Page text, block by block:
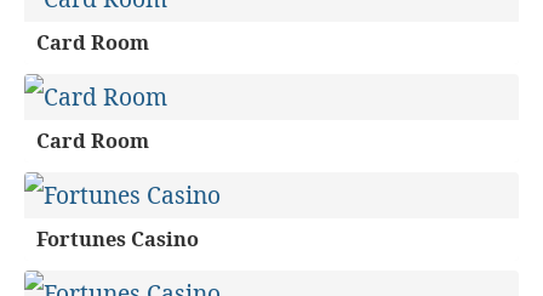
Card Room
Card Room
Fortunes Casino